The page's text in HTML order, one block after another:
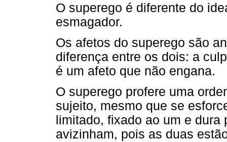
O superego é diferente do
esmagador.
Os afetos do superego são
diferença entre os dois: a
é um afeto que não engana.
O superego profere uma
sujeito, mesmo que se
limitado, fixado ao um e
avizinham, pois as duas